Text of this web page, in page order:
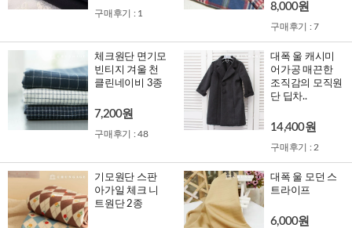
구매후기 : 1
8,000원
구매후기 : 7
체크원단 면기모
빈티지 겨울 천
클린네이비 3종
7,200원
구매후기 : 48
대폭 울 캐시미
어가공 매끈한
조직감의 모직원
단 딥차..
14,400원
구매후기 : 2
기모원단 스판
아가일 체크 니
트원단 2종
대폭 울 모던 스
트라이프
6,000원